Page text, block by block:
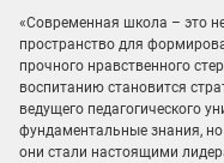
«Современная школа – это
пространство для
прочного нравственного
воспитанию становится
ведущего педагогического
фундаментальные знания,
они стали настоящими